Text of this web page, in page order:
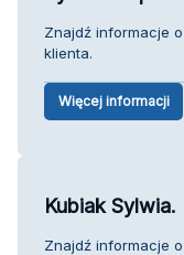
Znajdź informacje o
klienta.
Więcej informacji
Kubiak
Znajdź informacje